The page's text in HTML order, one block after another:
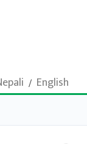
/ English